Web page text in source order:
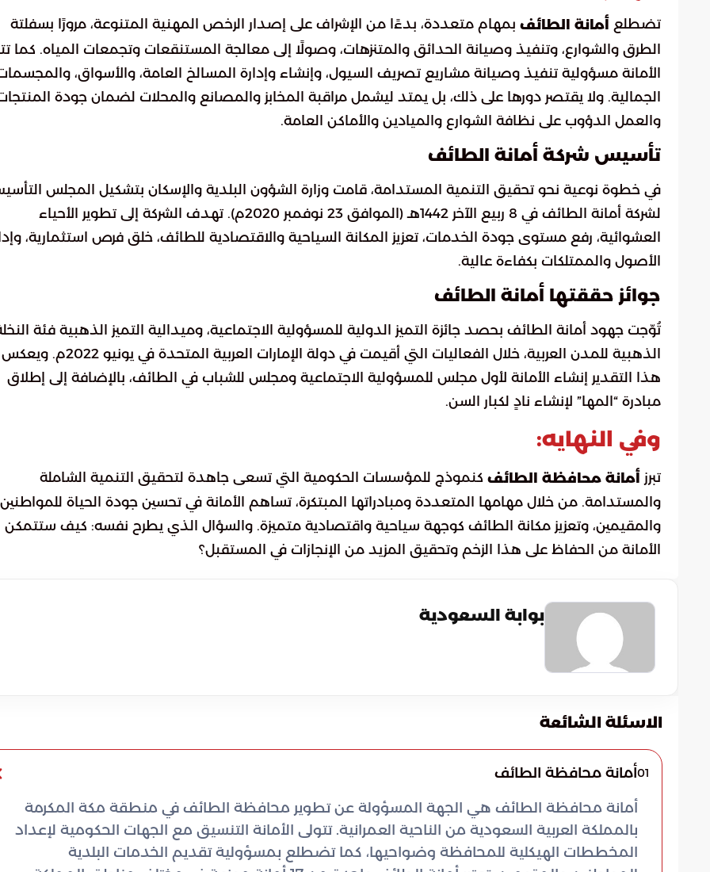
تضطلع أمانة الطائف بمهام متعددة، بدءًا من الإشراف على إصدار الرخص المهنية المتنوعة، مرورًا بسفلتة
الطرق والشوارع، وتنفيذ وصيانة الحدائق والمتنزهات، وصولًا إلى معالجة المستنقعات وتجمعات المياه. كما
الأمانة مسؤولية تنفيذ وصيانة مشاريع تصريف السيول، وإنشاء وإدارة المسالخ العامة، والأسواق،
الجمالية. ولا يقتصر دورها على ذلك، بل يمتد ليشمل مراقبة المخابز والمصانع والمحلات لضمان جودة
والعمل الدؤوب على نظافة الشوارع والميادين والأماكن العامة.
تأسيس شركة أمانة الطائف
في خطوة نوعية نحو تحقيق التنمية المستدامة، قامت وزارة الشؤون البلدية والإسكان بتشكيل المجلس
لشركة أمانة الطائف في 8 ربيع الآخر 1442هـ (الموافق 23 نوفمبر 2020م). تهدف الشركة إلى تطوير الأحياء
العشوائية، رفع مستوى جودة الخدمات، تعزيز المكانة السياحية والاقتصادية للطائف، خلق فرص استثمارية،
الأصول والممتلكات بكفاءة عالية.
جوائز حققتها أمانة الطائف
تُوّجت جهود أمانة الطائف بحصد جائزة التميز الدولية للمسؤولية الاجتماعية، وميدالية التميز الذهبية فئة
الذهبية للمدن العربية، خلال الفعاليات التي أقيمت في دولة الإمارات العربية المتحدة في يونيو 2022م. ويعكس
هذا التقدير إنشاء الأمانة لأول مجلس للمسؤولية الاجتماعية ومجلس للشباب في الطائف، بالإضافة إلى إطلاق
مبادرة “المها” لإنشاء نادٍ لكبار السن.
وفي النهايه:
تبرز أمانة محافظة الطائف كنموذج للمؤسسات الحكومية التي تسعى جاهدة لتحقيق التنمية الشاملة
والمستدامة. من خلال مهامها المتعددة ومبادراتها المبتكرة، تساهم الأمانة في تحسين جودة الحياة للمواطنين
والمقيمين، وتعزيز مكانة الطائف كوجهة سياحية واقتصادية متميزة. والسؤال الذي يطرح نفسه: كيف ستتمكن
الأمانة من الحفاظ على هذا الزخم وتحقيق المزيد من الإنجازات في المستقبل؟
بوابة السعودية
الاسئلة الشائعة
01أمانة محافظة الطائف
أمانة محافظة الطائف هي الجهة المسؤولة عن تطوير محافظة الطائف في منطقة مكة المكرمة
بالمملكة العربية السعودية من الناحية العمرانية. تتولى الأمانة التنسيق مع الجهات الحكومية لإعداد
المخططات الهيكلية للمحافظة وضواحيها، كما تضطلع بمسؤولية تقديم الخدمات البلدية